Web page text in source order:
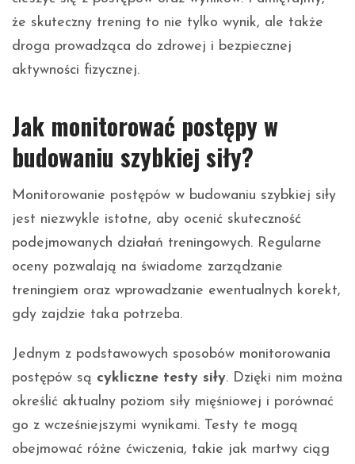
że skuteczny trening to nie tylko wynik, ale także
droga prowadząca do zdrowej i bezpiecznej
aktywności fizycznej.
Jak monitorować postępy w
budowaniu szybkiej siły?
Monitorowanie postępów w budowaniu szybkiej siły
jest niezwykle istotne, aby ocenić skuteczność
podejmowanych działań treningowych. Regularne
oceny pozwalają na świadome zarządzanie
treningiem oraz wprowadzanie ewentualnych korekt,
gdy zajdzie taka potrzeba.
Jednym z podstawowych sposobów monitorowania
postępów są cykliczne testy siły. Dzięki nim można
określić aktualny poziom siły mięśniowej i porównać
go z wcześniejszymi wynikami. Testy te mogą
obejmować różne ćwiczenia, takie jak martwy ciąg